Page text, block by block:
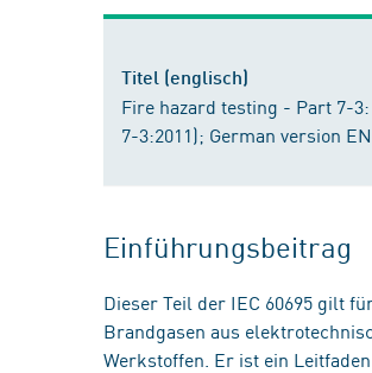
Titel (englisch)
Fire hazard testing - Part 7-
7-3:2011); German version
Einführungsbeitrag
Dieser Teil der IEC 60695 gilt
Brandgasen aus
Werkstoffen. Er ist ein